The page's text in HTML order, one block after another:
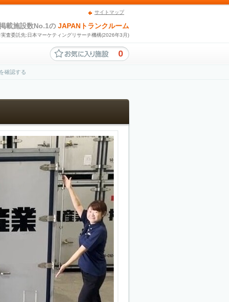
サイトマップ
載施設数No.1の JAPANトランクルーム
査委託先:日本マーケティングリサーチ機構(2026年3月)
0
確認する